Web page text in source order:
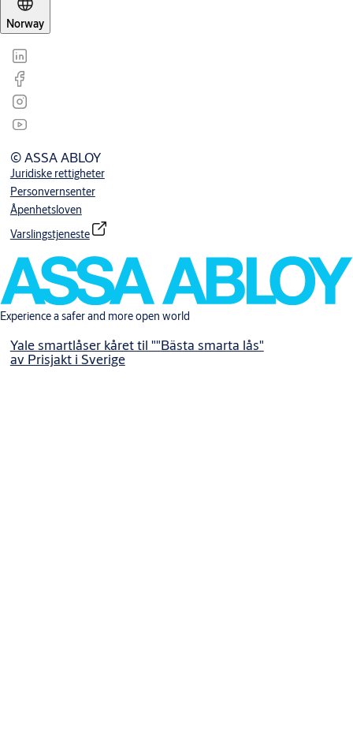
Norway
© ASSA ABLOY
Juridiske rettigheter
Personvernsenter
Åpenhetsloven
Varslingstjeneste
Experience a safer and more open world
Yale smartlåser kåret til ""Bästa smarta lås"
av Prisjakt i Sverige